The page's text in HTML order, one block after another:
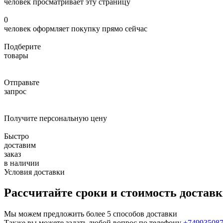
0
человек оформляет покупку прямо сейчас
Подберите
товары
Отправьте
запрос
Получите персональную цену
Быстро
доставим
заказ
в наличии
Условия доставки
Рассчитайте сроки и стоимость
Мы можем предложить более 5 способов доставки